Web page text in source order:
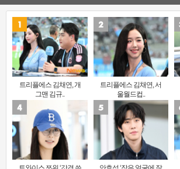
트리플에스 김채연, 개
그맨 김규..
트리플에스 김채연, 서
울월드컵..